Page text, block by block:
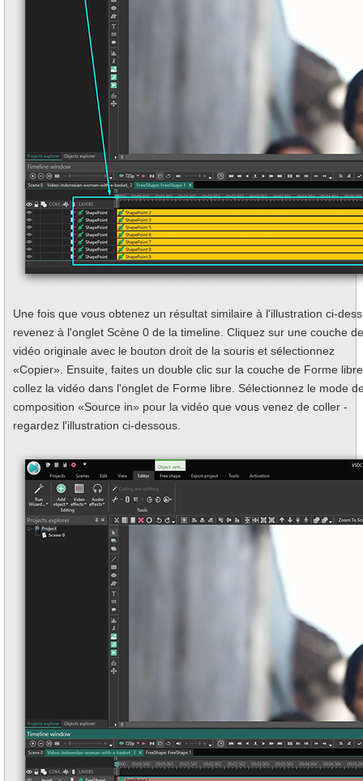
Une fois que vous obtenez un résultat similaire à l'illustration ci-
revenez à l'onglet Scène 0 de la timeline. Cliquez sur une couche
vidéo originale avec le bouton droit de la souris et sélectionnez
«Copier». Ensuite, faites un double clic sur la couche de Forme
collez la vidéo dans l'onglet de Forme libre. Sélectionnez le mode
composition «Source in» pour la vidéo que vous venez de coller -
regardez l'illustration ci-dessous.